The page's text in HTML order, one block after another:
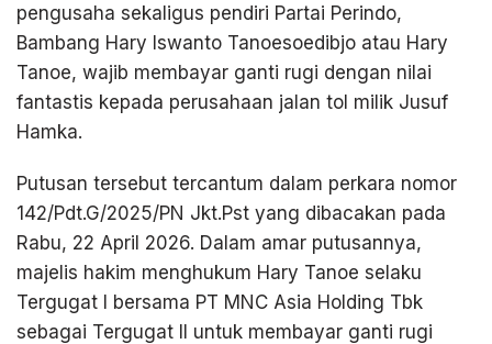
pengusaha sekaligus pendiri Partai Perindo,
Bambang Hary Iswanto Tanoesoedibjo atau Hary
Tanoe, wajib membayar ganti rugi dengan nilai
fantastis kepada perusahaan jalan tol milik Jusuf
Hamka.
Putusan tersebut tercantum dalam perkara nomor
142/Pdt.G/2025/PN Jkt.Pst yang dibacakan pada
Rabu, 22 April 2026. Dalam amar putusannya,
majelis hakim menghukum Hary Tanoe selaku
Tergugat I bersama PT MNC Asia Holding Tbk
sebagai Tergugat II untuk membayar ganti rugi